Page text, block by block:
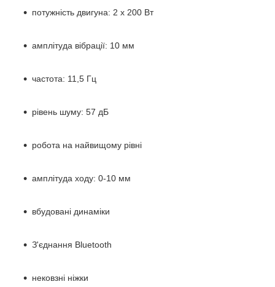
потужність двигуна: 2 х 200 Вт
амплітуда вібрації: 10 мм
частота: 11,5 Гц
рівень шуму: 57 дБ
робота на найвищому рівні
амплітуда ходу: 0-10 мм
вбудовані динаміки
З'єднання Bluetooth
нековзні ніжки